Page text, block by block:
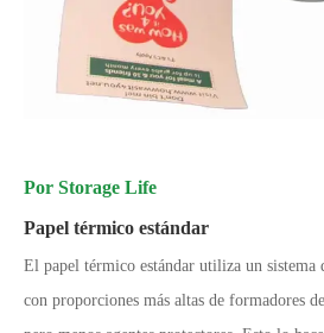
Por Storage Life
Papel térmico estándar
El papel térmico estándar utiliza un sistema
con proporciones más altas de formadores